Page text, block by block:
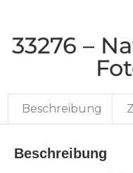
33276 –
Beschreibung
Beschreibung